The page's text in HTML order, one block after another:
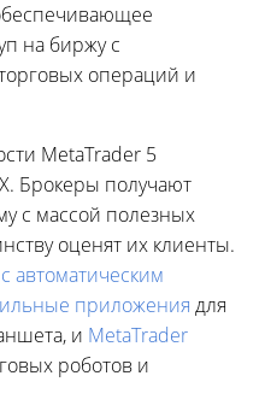
на биржу с
операций и
MetaTrader 5
Брокеры получают
с массой полезных
оценят их клиенты.
автоматическим
приложения для
и MetaTrader
роботов и